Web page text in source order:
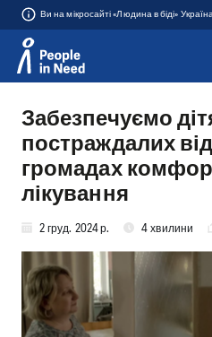
Ви на мікросайті «Людина в біді»
Забезпечуємо
постраждалих
громадах
лікування
2 груд. 2024 р. 4 хвилини